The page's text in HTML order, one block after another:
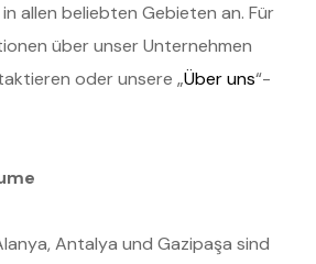
allen beliebten Gebieten an. Für
über unser Unternehmen
oder unsere „Über uns“-
Antalya und Gazipaşa sind